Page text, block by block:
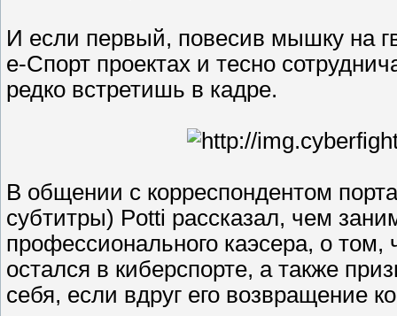
И если первый, повесив мышку на
е-Спорт проектах и тесно
редко встретишь в кадре.
В общении с корреспондентом
субтитры) Potti рассказал, чем
профессионального каэсера, о
остался в киберспорте, а также
себя, если вдруг его возвращение